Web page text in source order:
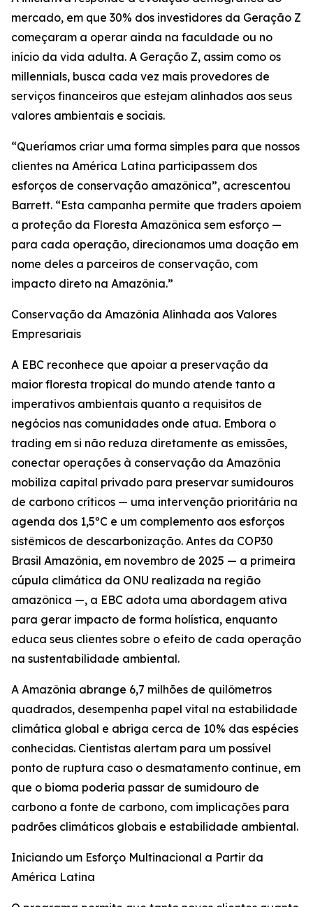
mercado, em que 30% dos investidores da Geração Z
começaram a operar ainda na faculdade ou no
início da vida adulta. A Geração Z, assim como os
millennials, busca cada vez mais provedores de
serviços financeiros que estejam alinhados aos seus
valores ambientais e sociais.
“Queríamos criar uma forma simples para que nossos
clientes na América Latina participassem dos
esforços de conservação amazônica”, acrescentou
Barrett. “Esta campanha permite que traders apoiem
a proteção da Floresta Amazônica sem esforço —
para cada operação, direcionamos uma doação em
nome deles a parceiros de conservação, com
impacto direto na Amazônia.”
Conservação da Amazônia Alinhada aos Valores
Empresariais
A EBC reconhece que apoiar a preservação da
maior floresta tropical do mundo atende tanto a
imperativos ambientais quanto a requisitos de
negócios nas comunidades onde atua. Embora o
trading em si não reduza diretamente as emissões,
conectar operações à conservação da Amazônia
mobiliza capital privado para preservar sumidouros
de carbono críticos — uma intervenção prioritária na
agenda dos 1,5ºC e um complemento aos esforços
sistêmicos de descarbonização. Antes da COP30
Brasil Amazônia, em novembro de 2025 — a primeira
cúpula climática da ONU realizada na região
amazônica —, a EBC adota uma abordagem ativa
para gerar impacto de forma holística, enquanto
educa seus clientes sobre o efeito de cada operação
na sustentabilidade ambiental.
A Amazônia abrange 6,7 milhões de quilômetros
quadrados, desempenha papel vital na estabilidade
climática global e abriga cerca de 10% das espécies
conhecidas. Cientistas alertam para um possível
ponto de ruptura caso o desmatamento continue, em
que o bioma poderia passar de sumidouro de
carbono a fonte de carbono, com implicações para
padrões climáticos globais e estabilidade ambiental.
Iniciando um Esforço Multinacional a Partir da
América Latina